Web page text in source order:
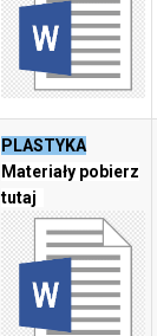
PLASTYKA
Materiały pobierz
tutaj